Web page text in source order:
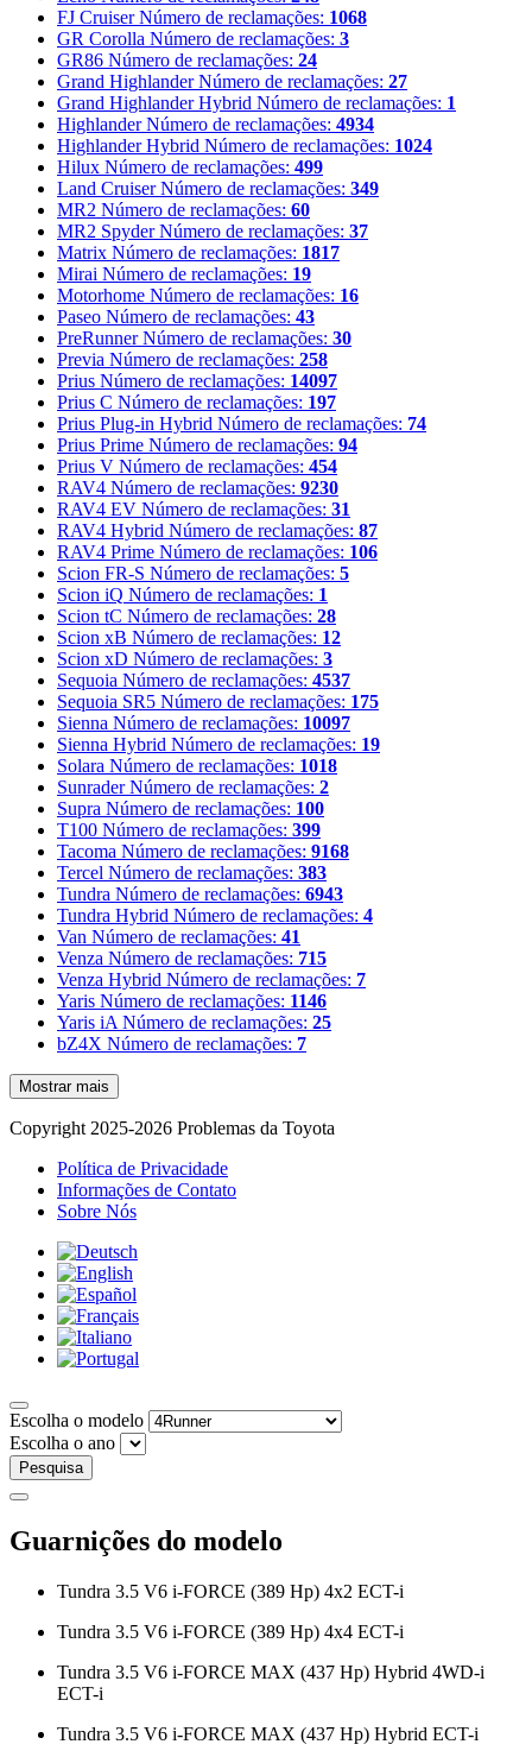
FJ Cruiser Número de reclamações: 1068
GR Corolla Número de reclamações: 3
GR86 Número de reclamações: 24
Grand Highlander Número de reclamações: 27
Grand Highlander Hybrid Número de reclamações: 1
Highlander Número de reclamações: 4934
Highlander Hybrid Número de reclamações: 1024
Hilux Número de reclamações: 499
Land Cruiser Número de reclamações: 349
MR2 Número de reclamações: 60
MR2 Spyder Número de reclamações: 37
Matrix Número de reclamações: 1817
Mirai Número de reclamações: 19
Motorhome Número de reclamações: 16
Paseo Número de reclamações: 43
PreRunner Número de reclamações: 30
Previa Número de reclamações: 258
Prius Número de reclamações: 14097
Prius C Número de reclamações: 197
Prius Plug-in Hybrid Número de reclamações: 74
Prius Prime Número de reclamações: 94
Prius V Número de reclamações: 454
RAV4 Número de reclamações: 9230
RAV4 EV Número de reclamações: 31
RAV4 Hybrid Número de reclamações: 87
RAV4 Prime Número de reclamações: 106
Scion FR-S Número de reclamações: 5
Scion iQ Número de reclamações: 1
Scion tC Número de reclamações: 28
Scion xB Número de reclamações: 12
Scion xD Número de reclamações: 3
Sequoia Número de reclamações: 4537
Sequoia SR5 Número de reclamações: 175
Sienna Número de reclamações: 10097
Sienna Hybrid Número de reclamações: 19
Solara Número de reclamações: 1018
Sunrader Número de reclamações: 2
Supra Número de reclamações: 100
T100 Número de reclamações: 399
Tacoma Número de reclamações: 9168
Tercel Número de reclamações: 383
Tundra Número de reclamações: 6943
Tundra Hybrid Número de reclamações: 4
Van Número de reclamações: 41
Venza Número de reclamações: 715
Venza Hybrid Número de reclamações: 7
Yaris Número de reclamações: 1146
Yaris iA Número de reclamações: 25
bZ4X Número de reclamações: 7
Mostrar mais
Copyright 2025-2026 Problemas da Toyota
Política de Privacidade
Informações de Contato
Sobre Nós
Escolha o modelo
Escolha o ano
Pesquisa
Guarnições do modelo
Tundra 3.5 V6 i-FORCE (389 Hp) 4x2 ECT-i
Tundra 3.5 V6 i-FORCE (389 Hp) 4x4 ECT-i
Tundra 3.5 V6 i-FORCE MAX (437 Hp) Hybrid 4WD-i
ECT-i
Tundra 3.5 V6 i-FORCE MAX (437 Hp) Hybrid ECT-i